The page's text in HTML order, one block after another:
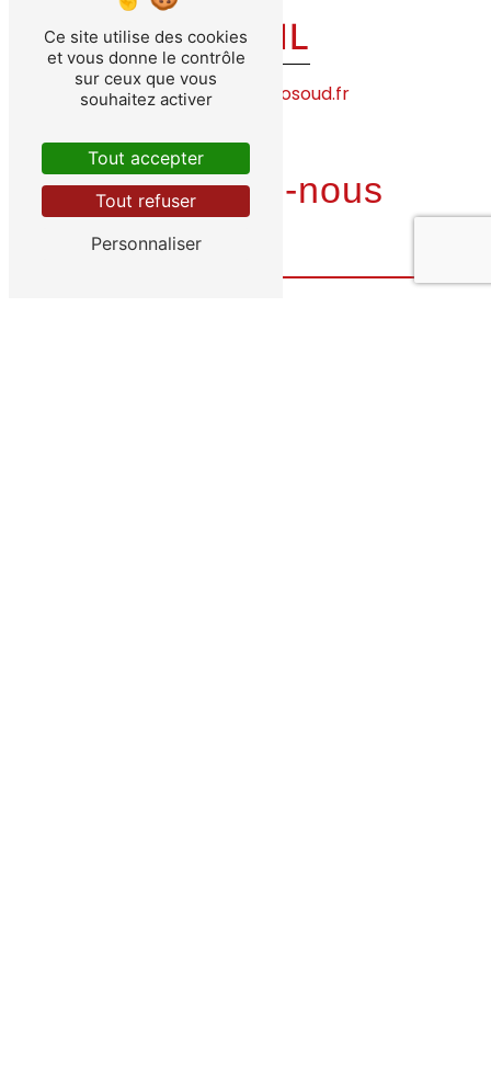
E-MAIL
contact@technosoud.fr
Contactez-nous
Ce site utilise des cookies
et vous donne le contrôle
sur ceux que vous
souhaitez activer
Tout accepter
Tout refuser
Personnaliser